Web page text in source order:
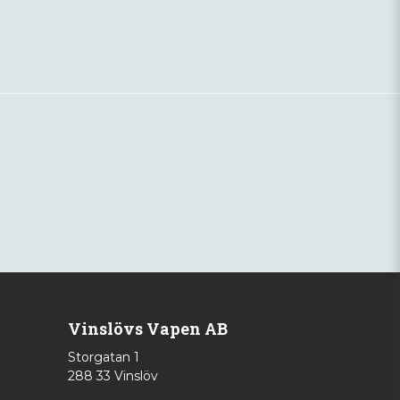
Vinslövs Vapen AB
Storgatan 1
288 33 Vinslöv